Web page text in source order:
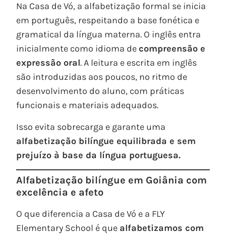
Na Casa de Vó, a alfabetização formal se inicia
em português, respeitando a base fonética e
gramatical da língua materna. O inglês entra
inicialmente como idioma decompreensão e
expressão oral. A leitura e escrita em inglês
são introduzidas aos poucos, no ritmo de
desenvolvimento do aluno, com práticas
funcionais e materiais adequados.
Isso evita sobrecarga e garante uma
alfabetização bilíngue equilibrada e sem
prejuízo à base da língua portuguesa.
Alfabetização bilíngue em Goiânia com
excelência e afeto
O que diferencia a Casa de Vó e a FLY
Elementary School é que alfabetizamos com